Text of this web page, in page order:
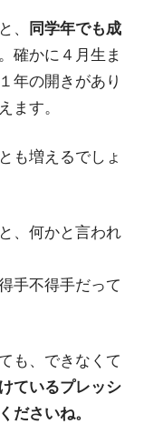
、
同学年でも成
確かに４月生ま
年の開きがあり
ます。
も増えるでしょ
と、何かと言われ
手不得手だって
も、できなくて
ているプレッシ
ださいね。